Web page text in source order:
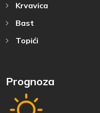
Krvavica
Bast
Topići
Prognoza